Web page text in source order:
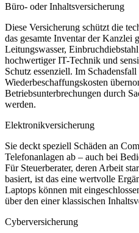
Büro- oder Inhaltsversicherung
Diese Versicherung schützt die
das gesamte Inventar der Kanzlei
Leitungswasser,
hochwertiger IT-Technik und
Schutz essenziell. Im
Wiederbeschaffungskosten
Betriebsunterbrechungen durch
werden.
Elektronikversicherung
Sie deckt speziell Schäden an
Telefonanlagen ab – auch bei
Für Steuerberater, deren Arbeit
basiert, ist das eine wertvolle
Laptops können mit
über den einer klassischen
Cyberversicherung